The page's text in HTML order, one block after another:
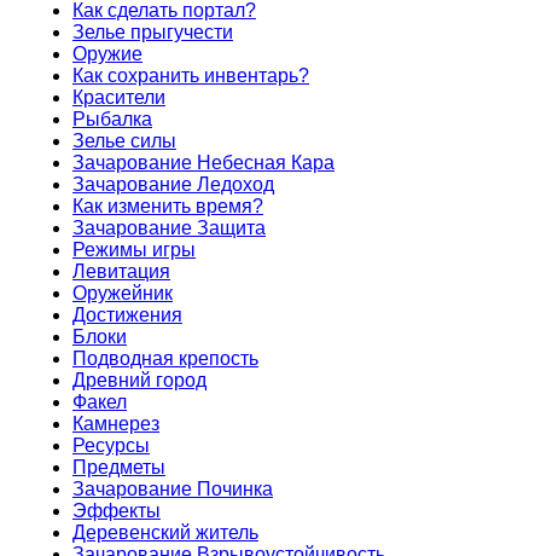
Как сделать портал?
Зелье прыгучести
Оружие
Как сохранить инвентарь?
Красители
Рыбалка
Зелье силы
Зачарование Небесная Кара
Зачарование Ледоход
Как изменить время?
Зачарование Защита
Режимы игры
Левитация
Оружейник
Достижения
Блоки
Подводная крепость
Древний город
Факел
Камнерез
Ресурсы
Предметы
Зачарование Починка
Эффекты
Деревенский житель